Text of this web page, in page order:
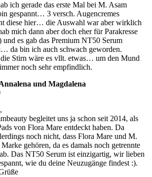
ich gerade das erste Mal bei M. Asam
gespannt… 3 versch. Augencremes
diese hier… die Auswahl war aber wirklich
mich dann aber doch eher für Parakresse
es gab das Premium NT50 Serum
da bin ich auch schwach geworden.
Stirn wäre es vllt. etwas… um den Mund
noch sehr empfindlich.
und Magdalena
begleitet uns ja schon seit 2014, als
von Flora Mare entdeckt haben. Da
noch nicht, dass Flora Mare und M.
gehören, da es damals noch getrennte
Das NT50 Serum ist einzigartig, wir lieben
wie du deine Neuzugänge findest :).